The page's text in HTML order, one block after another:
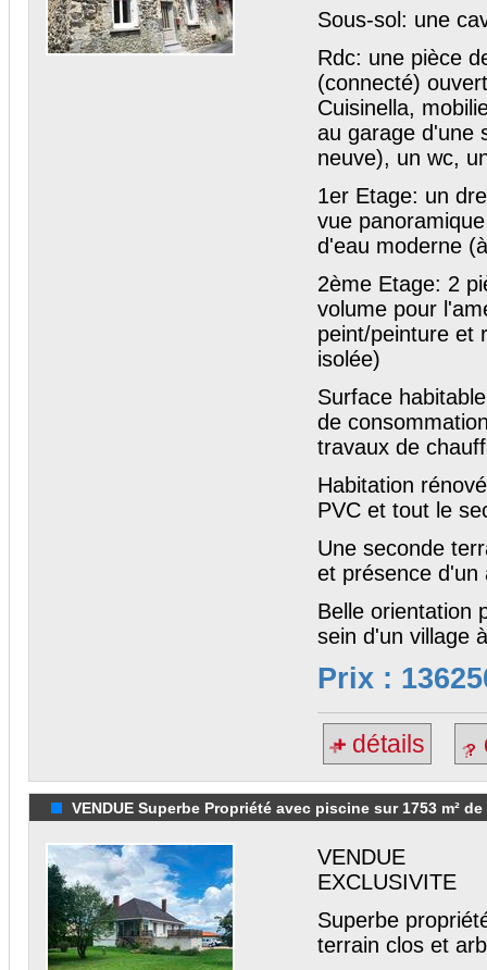
Sous-sol: une
Rdc: une pièce
(connecté)
Cuisinella,
au garage d'une
neuve), un wc,
1er Etage: un
vue
d'eau moderne
2ème Etage: 2
volume pour
peint/peinture et
isolée)
Surface
de
travaux de
Habitation
PVC et tout le
Une seconde
et présence d'un
Belle orientation
sein d'un village
Prix :
détails
VENDUE Superbe Propriété avec piscine sur 1753 m²
VENDUE
EXCLUSIVITE
Superbe
terrain clos et